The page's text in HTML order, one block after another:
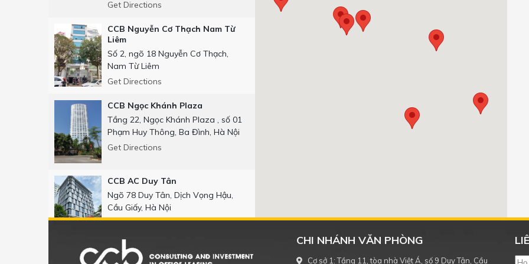
Get Directions
CCB Nguyễn Cơ Thạch Nam Từ
Liêm
Số 2, ngõ 18 Nguyễn Cơ Thạch,
Nam Từ Liêm
Get Directions
CCB Ngọc Khánh Plaza
Tầng 22, Ngọc Khánh Plaza , số 01
Phạm Huy Thông, Ba Đình, Hà Nội
Get Directions
CCB AC Duy Tân
Ngõ 78 Duy Tân, Dịch Vọng Hậu,
Cầu Giấy, Hà Nội
Get Directions
CCB Số 25 phố Thọ Tháp
CHI NHÁNH VĂN PHÒNG
Cơ sở 1: Tầng 11, tòa nhà Việt Á, số 9 Duy Tân, Cầu